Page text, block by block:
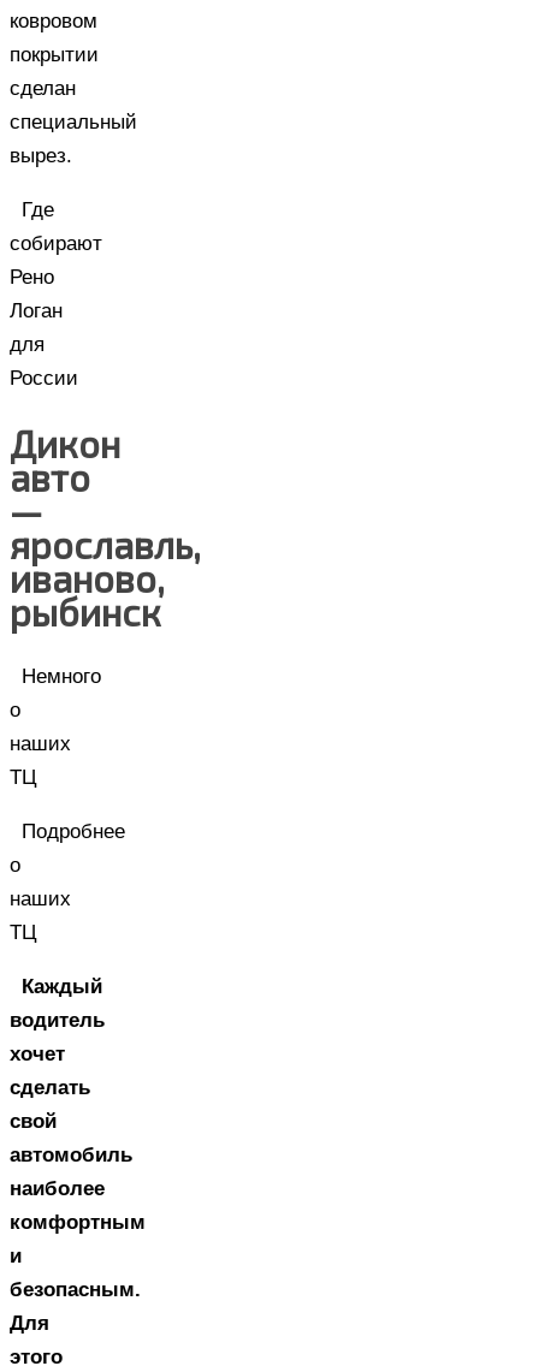
ковровом
покрытии
сделан
специальный
вырез.
Где
собирают
Рено
Логан
для
России
Дикон
авто
—
ярославль,
иваново,
рыбинск
Немного
о
наших
ТЦ
Подробнее
о
наших
ТЦ
Каждый
водитель
хочет
сделать
свой
автомобиль
наиболее
комфортным
и
безопасным.
Для
этого